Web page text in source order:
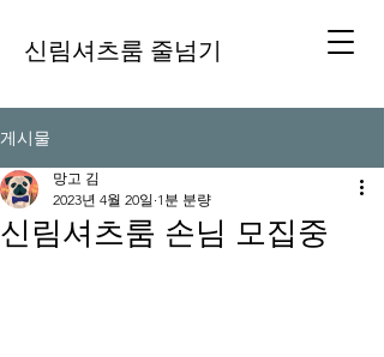
신림셔츠룸 줄넘기
게시물
신림셔츠룸 손님 모집중
망고 김
2023년 4월 20일 1분 분량